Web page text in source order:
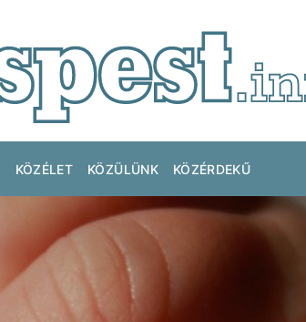
KÖZÉLET KÖZÜLÜNK KÖZÉRDEKŰ